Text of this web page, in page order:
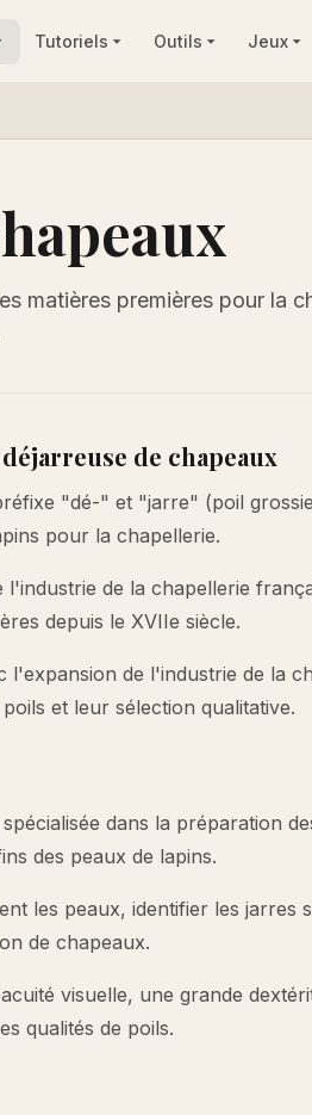
Tutoriels Outils Jeux
matières premières pour la
de chapeaux
"dé-" et "jarre" (poil
pour la chapellerie.
de la chapellerie
depuis le XVIIe siècle.
l'expansion de l'industrie de la
et leur sélection qualitative.
dans la préparation
des peaux de lapins.
les peaux, identifier les
de chapeaux.
visuelle, une grande
qualités de poils.